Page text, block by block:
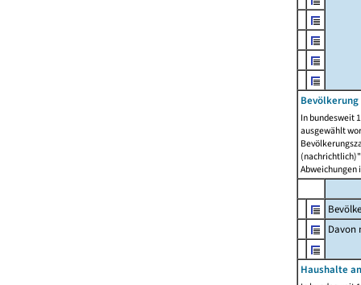
In bundesweit
ausgewählt
Abweichungen
Davon
Haushalte